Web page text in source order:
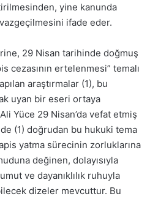
yine kanunda
ifade eder.
29 Nisan tarihinde doğmuş
cezasının ertelenmesi” temalı
araştırmalar (1), bu
uyan bir eseri ortaya
Yüce 29 Nisan’da vefat etmiş
(1) doğrudan bu hukuki tema
yatma sürecinin zorluklarına
değinen, dolayısıyla
ve dayanıklılık ruhuyla
dizeler mevcuttur. Bu